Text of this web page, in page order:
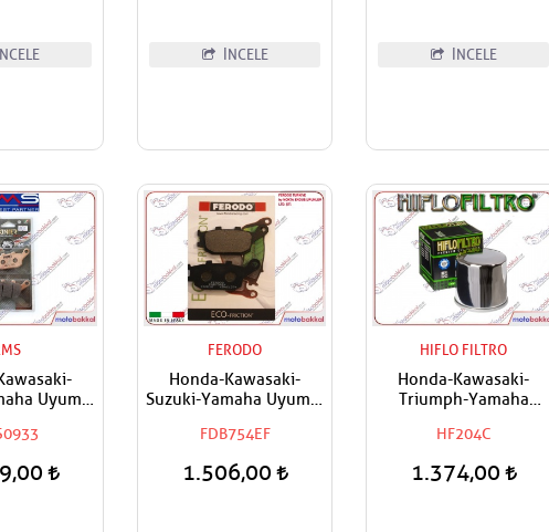
İNCELE İNCELE İNCELE
Uyumlu
FERODO
Honda-Kawasaki-
Suzuki-Yamaha Uyumlu
Balatası Eco
FDB754EF
1.506,00
HIFLO FILTRO
Honda-Kawasaki-
Triumph-Yamaha
Filtresi
HF204C
1.374,00